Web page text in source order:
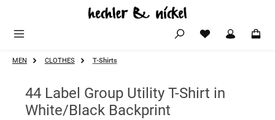
Zum Hauptinhalt springen
MEN CLOTHES T-Shirts
44 Label Group Utility T-Shirt in
White/Black Backprint